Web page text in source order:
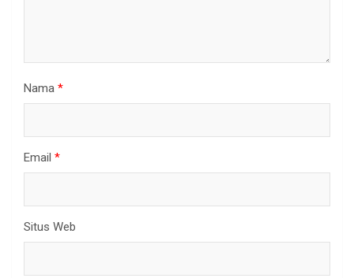
Nama *
Email *
Situs Web